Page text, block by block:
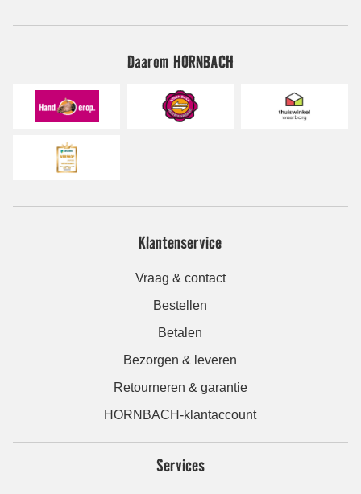
Daarom HORNBACH
Klantenservice
Vraag & contact
Bestellen
Betalen
Bezorgen & leveren
Retourneren & garantie
HORNBACH-klantaccount
Services